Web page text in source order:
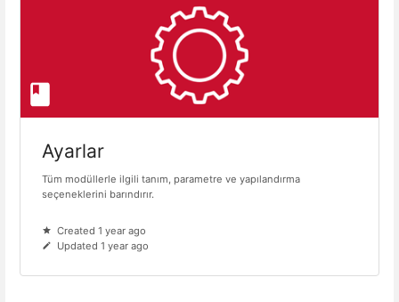
Ayarlar
Tüm modüllerle ilgili tanım, parametre ve yapılandırma
seçeneklerini barındırır.
Created 1 year ago
Updated 1 year ago